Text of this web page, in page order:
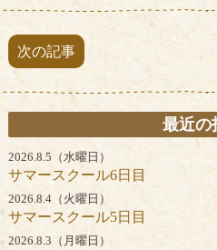
次の記事
最近の
2026.8.5（水曜日）
サマースクール6日目
2026.8.4（火曜日）
サマースクール5日目
2026.8.3（月曜日）